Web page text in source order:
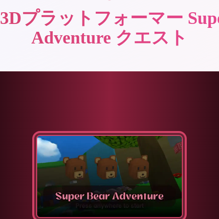
プラットフォーマー
Adventure クエスト